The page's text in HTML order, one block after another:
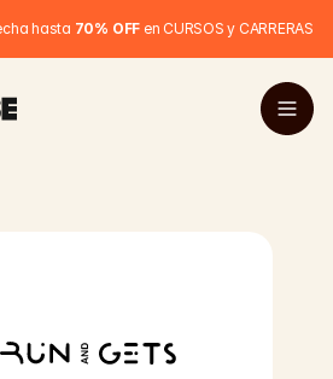
hasta 70% OFF en CURSOS y CARRERAS